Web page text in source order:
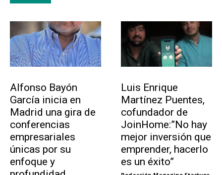
Alfonso Bayón
García inicia en
Madrid una gira de
conferencias
empresariales
únicas por su
enfoque y
Luis Enrique
Martínez Puentes,
cofundador de
JoinHome:”No hay
mejor inversión que
emprender, hacerlo
es un éxito”